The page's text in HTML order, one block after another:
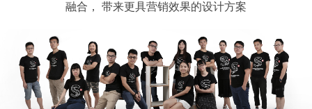
融合， 带来更具营销效果的设计方案